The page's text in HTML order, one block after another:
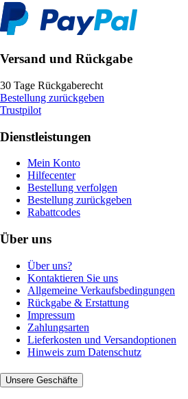
Versand und Rückgabe
30 Tage Rückgaberecht
Bestellung zurückgeben
Trustpilot
Dienstleistungen
Mein Konto
Hilfecenter
Bestellung verfolgen
Bestellung zurückgeben
Rabattcodes
Über uns
Über uns?
Kontaktieren Sie uns
Allgemeine Verkaufsbedingungen
Rückgabe & Erstattung
Impressum
Zahlungsarten
Lieferkosten und Versandoptionen
Hinweis zum Datenschutz
Unsere Geschäfte